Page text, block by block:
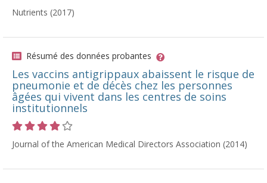
Nutrients (2017)
Résumé des données probantes
Les vaccins antigrippaux abaissent le risque de
pneumonie et de décès chez les personnes
âgées qui vivent dans les centres de soins
institutionnels
Journal of the American Medical Directors Association (2014)